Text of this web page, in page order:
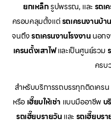
ยกเหล็กรูปพรรณ, และ รถเ
ครอบคลุมตั้งแต่รถเครนงานบ้าน
จนถึงรถเครนงานโรงงาน นอก
เครนตั้งเสาไฟและเป็นศูนย์รวม
ครบ
สำหรับบริการรถบรรทุกติดเคร
หรือ เฮี๊ยบให้เช่า แบบมืออาชีพ บ
รถเฮี๊ยบรายวัน และ รถเฮี๊ยบร